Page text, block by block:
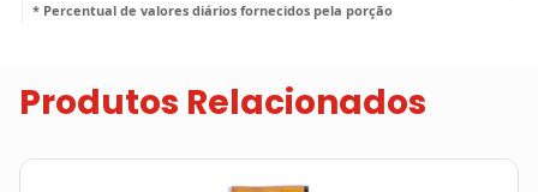
* Percentual de valores diários fornecidos pela porção
Produtos Relacionados